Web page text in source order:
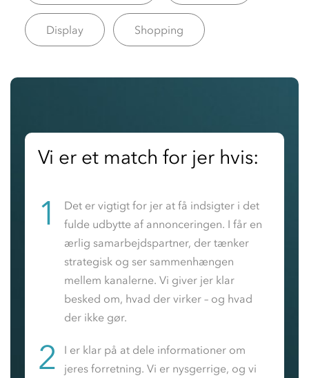
Display Shopping
Vi er et match for jer hvis:
1
Det er vigtigt for jer at få indsigter i det
fulde udbytte af annonceringen. I får en
ærlig samarbejdspartner, der tænker
strategisk og ser sammenhængen
mellem kanalerne. Vi giver jer klar
besked om, hvad der virker – og hvad
der ikke gør.
2
I er klar på at dele informationer om
jeres forretning. Vi er nysgerrige, og vi